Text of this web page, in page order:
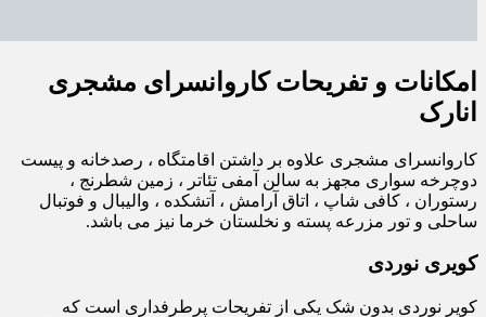
امکانات و تفریحات کاروانسرای مشجری
انارک
کاروانسرای مشجری علاوه بر داشتن اقامتگاه ، رصدخانه و پیست
دوچرخه سواری مجهز به سالن آمفی تئاتر ، زمین شطرنج ،
رستوران ، کافی شاپ ، اتاق آرامش ، آتشکده ، والیبال و فوتبال
ساحلی و تور مزرعه پسته و نخلستان خرما نیز می باشد.
کویری نوردی
کویر نوردی بدون شک یکی از تفریحات پرطرفداری است که